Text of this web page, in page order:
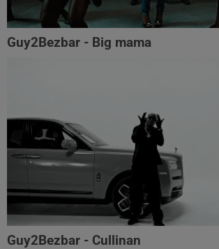
Guy2Bezbar - Big mama
Guy2Bezbar - Cullinan